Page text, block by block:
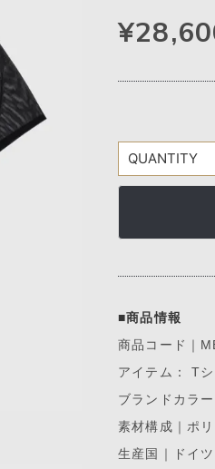
■商品情報
商品コード｜
アイテム： T
ブランドカラ
素材構成｜ポ
生産国｜ドイツ